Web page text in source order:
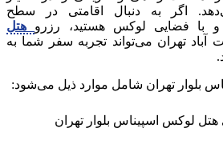
اگر به دنبال اقامتی در سطح
و با فضایی لوکس هستید، رزرو هتل
آباد تهران می‌تواند تجربه سفر شما به
بلوار تهران شامل موارد ذیل می‌شود: